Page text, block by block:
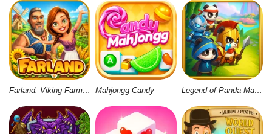
Farland: Viking Farm Village Mahjongg Candy Legend of Panda Match 3 & Battle